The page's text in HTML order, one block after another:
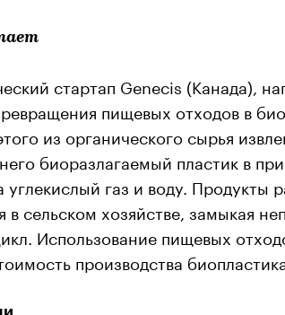
стартап Genecis (Канада),
пищевых отходов в
из органического сырья
биоразлагаемый пластик в
углекислый газ и воду. Продукты
в сельском хозяйстве, замыкая
Использование пищевых
производства